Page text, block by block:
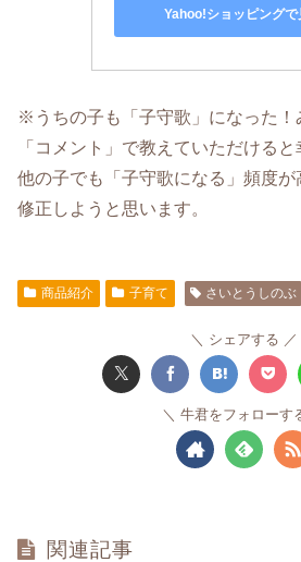
Yahoo!ショッピングで
※うちの子も「子守歌」になった！
「コメント」で教えていただけると
他の子でも「子守歌になる」頻度
修正しようと思います。
商品紹介 子育て さいとうしのぶ
シェアする
牛君をフォローす
関連記事